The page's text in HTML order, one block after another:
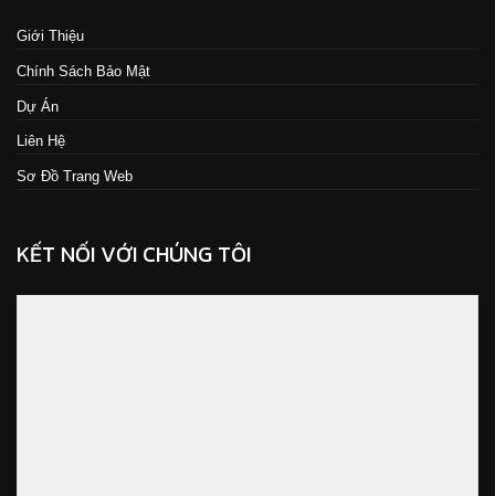
Giới Thiệu
Chính Sách Bảo Mật
Dự Án
Liên Hệ
Sơ Đồ Trang Web
KẾT NỐI VỚI CHÚNG TÔI